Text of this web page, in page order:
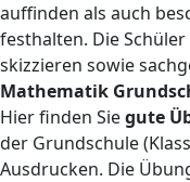
auffinden als auch
festhalten. Die
skizzieren sowie
Mathematik
Hier finden Siegute
der Grundschule
Ausdrucken. Die